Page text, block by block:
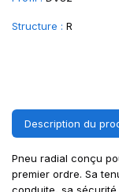
Structure : R
Description du
Pneu radial conçu
premier ordre. Sa